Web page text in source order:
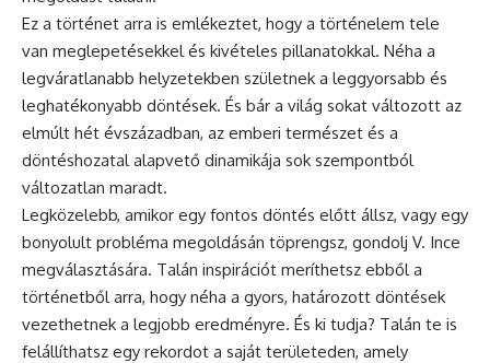
Ez a történet arra is emlékeztet, hogy a történelem tele
van meglepetésekkel és kivételes pillanatokkal. Néha a
legváratlanabb helyzetekben születnek a leggyorsabb és
leghatékonyabb döntések. És bár a világ sokat változott az
elmúlt hét évszázadban, az emberi természet és a
döntéshozatal alapvető dinamikája sok szempontból
változatlan maradt.
Legközelebb, amikor egy fontos döntés előtt állsz, vagy egy
bonyolult probléma megoldásán töprengsz, gondolj V. Ince
megválasztására. Talán inspirációt meríthetsz ebből a
történetből arra, hogy néha a gyors, határozott döntések
vezethetnek a legjobb eredményre. És ki tudja? Talán te is
felállíthatsz egy rekordot a saját területeden, amely